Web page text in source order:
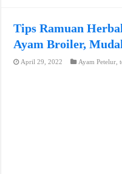
Tips Ramuan
Ayam Broiler,
April 29, 2022 Ayam Petelur ,